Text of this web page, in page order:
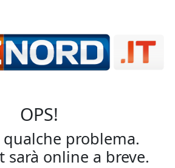
OPS!
qualche problema.
sarà online a breve.